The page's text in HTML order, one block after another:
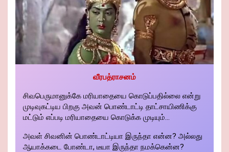
வீரபத்ராசனம்
சிவபெருமானுக்கே மரியாதையை கொடுப்பதில்லை என்று
முடிவுகட்டிய பிறகு அவன் பொண்டாட்டி தாட்சாயிணிக்கு
மட்டும் எப்படி மரியாதையை கொடுக்க முடியும்...
அவள் சிவனின் பொண்டாட்டியா இருந்தா என்ன? அல்லது
ஆயாக்கடை போண்டா, டீயா இருந்தா நமக்கென்ன?